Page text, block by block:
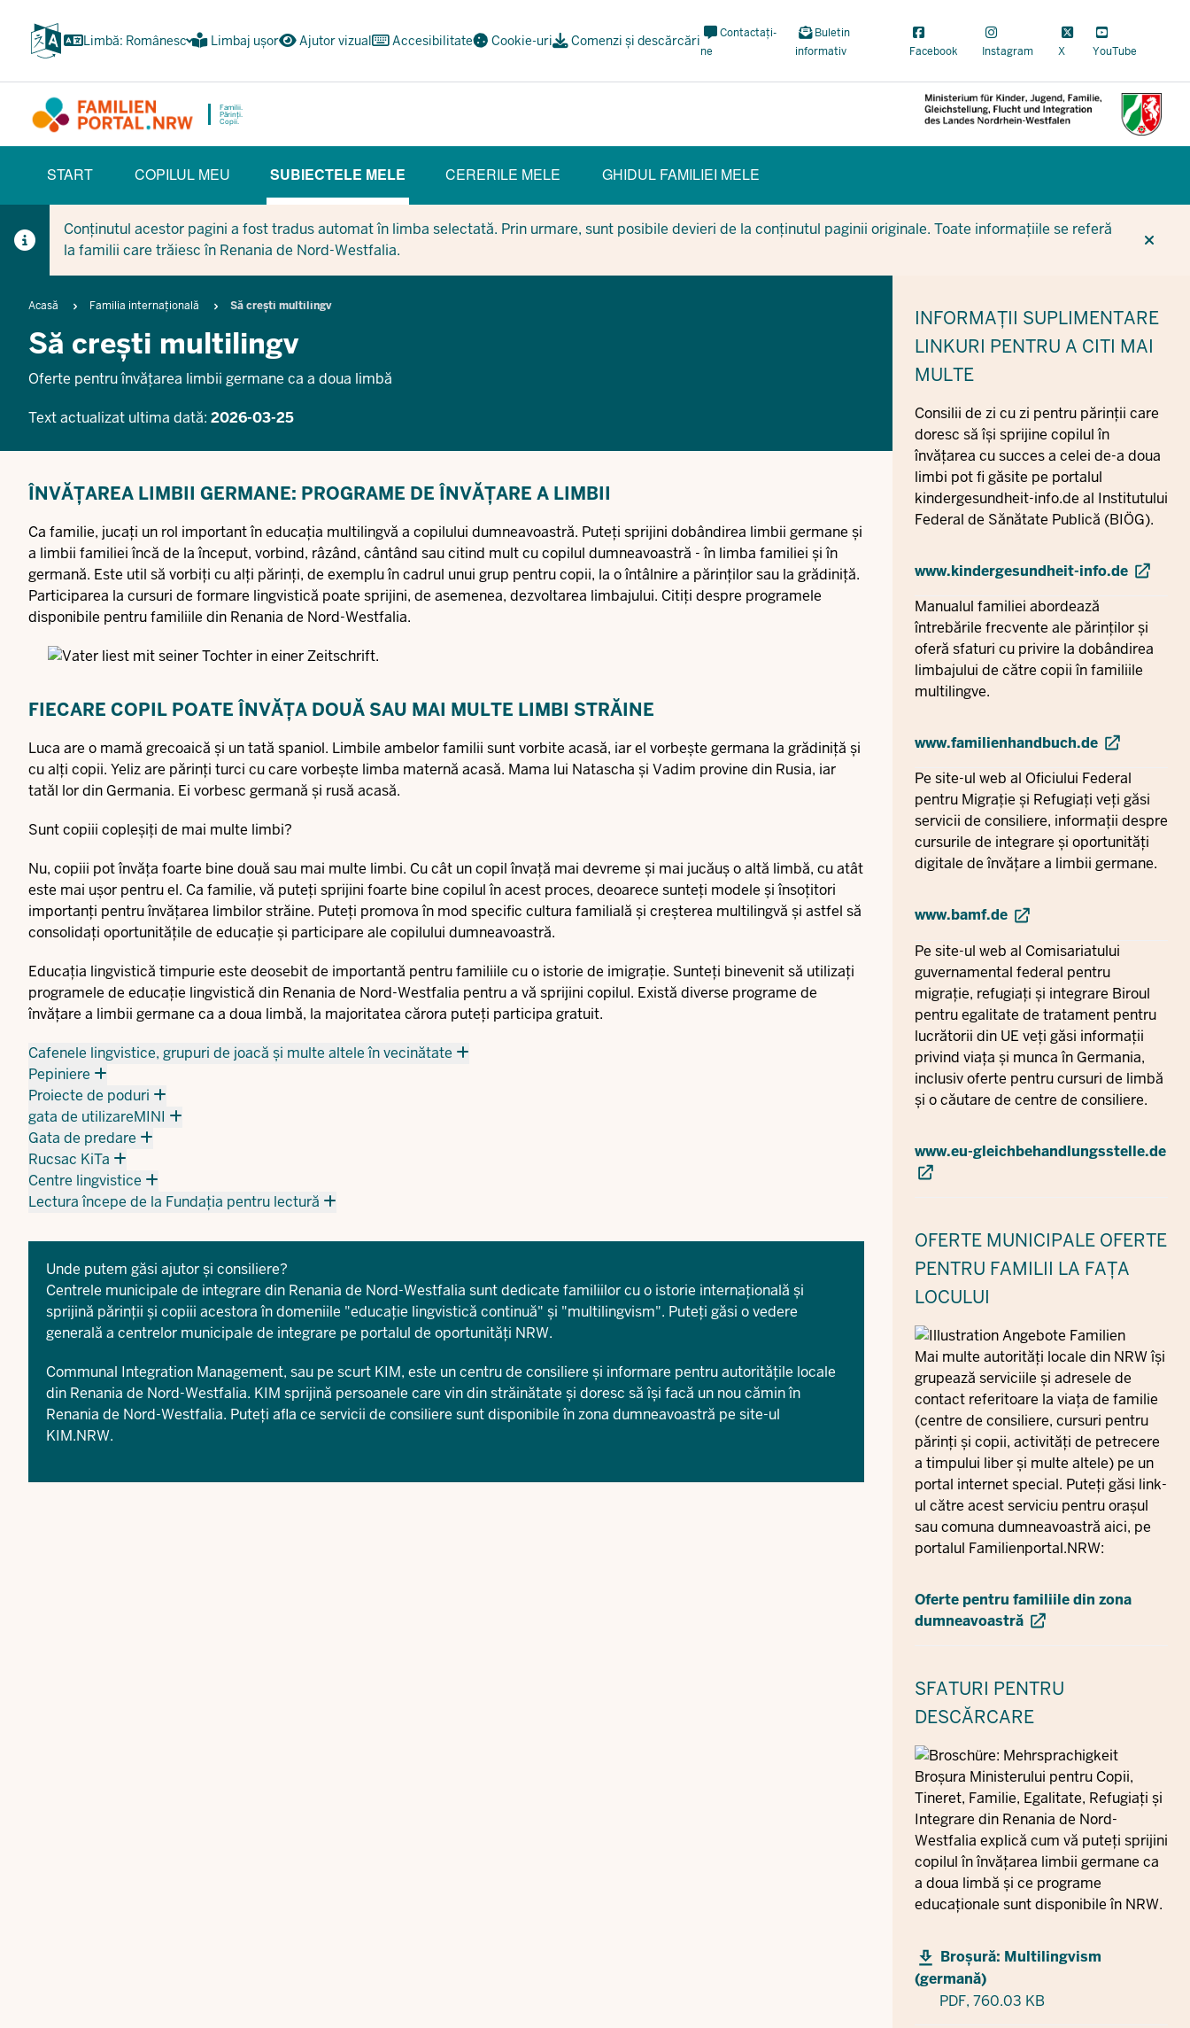
conținutul
Limbă: Românesc Limbaj ușor Ajutor vizual Accesibilitate Cookie-uri Comenzi și descărcări Meta
Navi
Contactați-
ne
Buletin
informativ
Facebook Instagram X YouTube
Familii.
Părinți.
Copii.
(BÜRGERBEREICH)
START COPILUL MEU
SUBIECTELE MELE
(CURRENT SECTION)
CERERILE MELE GHIDUL FAMILIEI MELE
Conținutul acestor pagini a fost tradus automat în limba selectată. Prin urmare, sunt posibile devieri de la conținutul paginii originale. Toate informațiile se referă
la familii care trăiesc în Renania de Nord-Westfalia.
Breadcrumb
Acasă Familia internațională Să crești multilingv
Să crești multilingv
Oferte pentru învățarea limbii germane ca a doua limbă
Text actualizat ultima dată: 2026-03-25
ÎNVĂȚAREA LIMBII GERMANE: PROGRAME DE ÎNVĂȚARE A LIMBII
Ca familie, jucați un rol important în educația multilingvă a copilului dumneavoastră. Puteți sprijini dobândirea limbii germane și
a limbii familiei încă de la început, vorbind, râzând, cântând sau citind mult cu copilul dumneavoastră - în limba familiei și în
germană. Este util să vorbiți cu alți părinți, de exemplu în cadrul unui grup pentru copii, la o întâlnire a părinților sau la grădiniță.
Participarea la cursuri de formare lingvistică poate sprijini, de asemenea, dezvoltarea limbajului. Citiți despre programele
disponibile pentru familiile din Renania de Nord-Westfalia.
FIECARE COPIL POATE ÎNVĂȚA DOUĂ SAU MAI MULTE LIMBI STRĂINE
Luca are o mamă grecoaică și un tată spaniol. Limbile ambelor familii sunt vorbite acasă, iar el vorbește germana la grădiniță și
cu alți copii. Yeliz are părinți turci cu care vorbește limba maternă acasă. Mama lui Natascha și Vadim provine din Rusia, iar
tatăl lor din Germania. Ei vorbesc germană și rusă acasă.
Sunt copiii copleșiți de mai multe limbi?
Nu, copiii pot învăța foarte bine două sau mai multe limbi. Cu cât un copil învață mai devreme și mai jucăuș o altă limbă, cu atât
este mai ușor pentru el. Ca familie, vă puteți sprijini foarte bine copilul în acest proces, deoarece sunteți modele și însoțitori
importanți pentru învățarea limbilor străine. Puteți promova în mod specific cultura familială și creșterea multilingvă și astfel să
consolidați oportunitățile de educație și participare ale copilului dumneavoastră.
Educația lingvistică timpurie este deosebit de importantă pentru familiile cu o istorie de imigrație. Sunteți binevenit să utilizați
programele de educație lingvistică din Renania de Nord-Westfalia pentru a vă sprijini copilul. Există diverse programe de
învățare a limbii germane ca a doua limbă, la majoritatea cărora puteți participa gratuit.
Cafenele lingvistice, grupuri de joacă și multe altele în vecinătate
Pepiniere
Proiecte de poduri
gata de utilizareMINI
Gata de predare
Rucsac KiTa
Centre lingvistice
Lectura începe de la Fundația pentru lectură
Unde putem găsi ajutor și consiliere?
Centrele municipale de integrare din Renania de Nord-Westfalia sunt dedicate familiilor cu o istorie internațională și
sprijină părinții și copiii acestora în domeniile "educație lingvistică continuă" și "multilingvism". Puteți găsi ovedere
generală a centrelor municipale de integrare pe portalul de oportunități NRW.
Communal Integration Management, sau pe scurt KIM, este un centru de consiliere și informare pentru autoritățile locale
din Renania de Nord-Westfalia. KIM sprijină persoanele care vin din străinătate și doresc să își facă un nou cămin în
Renania de Nord-Westfalia. Puteți afla ce servicii de consiliere sunt disponibile în zona dumneavoastră pe site-ul
KIM.NRW.
INFORMAȚII SUPLIMENTARE
LINKURI PENTRU A CITI MAI
MULTE
Consilii de zi cu zi pentru părinții care
doresc să își sprijine copilul în
învățarea cu succes a celei de-a doua
limbi pot fi găsite pe portalul
kindergesundheit-info.de al Institutului
Federal de Sănătate Publică (BIÖG).
www.kindergesundheit-info.de
Manualul familiei abordează
întrebările frecvente ale părinților și
oferă sfaturi cu privire la dobândirea
limbajului de către copii în familiile
multilingve.
www.familienhandbuch.de
Pe site-ul web al Oficiului Federal
pentru Migrație și Refugiați veți găsi
servicii de consiliere, informații despre
cursurile de integrare și oportunități
digitale de învățare a limbii germane.
www.bamf.de
Pe site-ul web al Comisariatului
guvernamental federal pentru
migrație, refugiați și integrare Biroul
pentru egalitate de tratament pentru
lucrătorii din UE veți găsi informații
privind viața și munca în Germania,
inclusiv oferte pentru cursuri de limbă
și o căutare de centre de consiliere.
www.eu-gleichbehandlungsstelle.de
OFERTE MUNICIPALE OFERTE
PENTRU FAMILII LA FAȚA
LOCULUI
Mai multe autorități locale din NRW își
grupează serviciile și adresele de
contact referitoare la viața de familie
(centre de consiliere, cursuri pentru
părinți și copii, activități de petrecere
a timpului liber și multe altele) pe un
portal internet special. Puteți găsi link-
ul către acest serviciu pentru orașul
sau comuna dumneavoastră aici, pe
portalul Familienportal.NRW:
Oferte pentru familiile din zona
dumneavoastră
SFATURI PENTRU
DESCĂRCARE
Broșura Ministerului pentru Copii,
Tineret, Familie, Egalitate, Refugiați și
Integrare din Renania de Nord-
Westfalia explică cum vă puteți sprijini
copilul în învățarea limbii germane ca
a doua limbă și ce programe
educaționale sunt disponibile în NRW.
Broșură: Multilingvism
(germană)
PDF, 760.03 KB